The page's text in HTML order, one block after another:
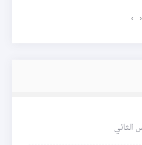
‹
›
الثاني